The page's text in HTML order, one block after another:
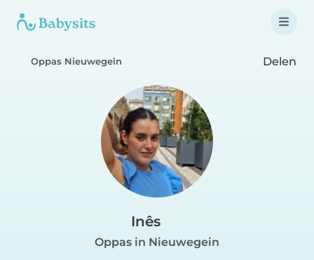
Oppas Nieuwegein Delen
Inês
Oppas in Nieuwegein